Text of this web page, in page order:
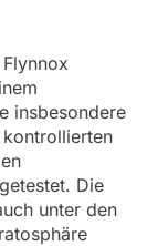
insbesondere
Die
unter den